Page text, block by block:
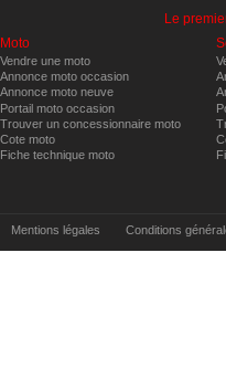
Le
Moto
Vendre une moto
Annonce moto occasion
Annonce moto neuve
Portail moto occasion
Trouver un concessionnaire moto
Cote moto
Fiche technique moto
Mentions légales Conditions